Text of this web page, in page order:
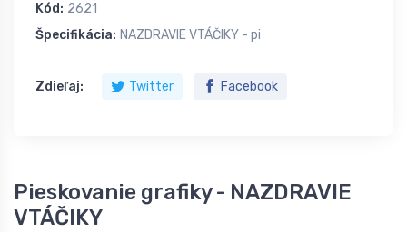
Kód: 2621
Špecifikácia: NAZDRAVIE VTÁČIKY - pi
Zdieľaj: Twitter Facebook
Pieskovanie grafiky - NAZDRAVIE
VTÁČIKY